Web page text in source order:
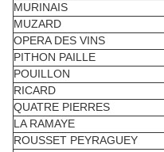
MURINAIS
MUZARD
OPERA DES VINS
PITHON PAILLE
POUILLON
RICARD
QUATRE PIERRES
LA RAMAYE
ROUSSET PEYRAGUEY